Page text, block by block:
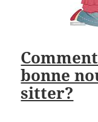
bonne
sitter?